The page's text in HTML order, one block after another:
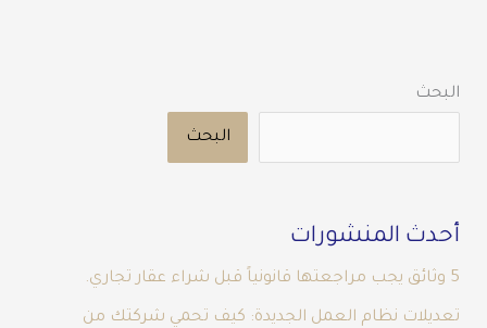
البحث
البحث
أحدث المنشورات
5 وثائق يجب مراجعتها قانونياً قبل شراء عقار تجاري.
تعديلات نظام العمل الجديدة: كيف تحمي شركتك من